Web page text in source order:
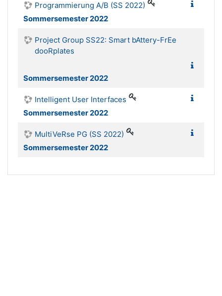
Programmierung A/B (SS 2022)
Sommersemester 2022
Project Group SS22: Smart bAttery-FrEe
dooRplates
Sommersemester 2022
Intelligent User Interfaces
Sommersemester 2022
MultiVeRse PG (SS 2022)
Sommersemester 2022